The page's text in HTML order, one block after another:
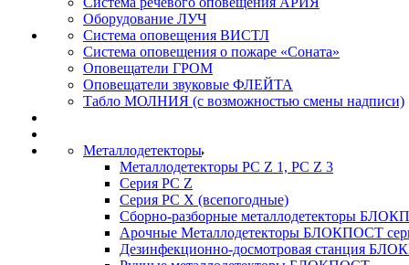
Оборудование ЛУЧ
Система оповещения ВИСТЛ
Система оповещения о пожаре «Соната»
Оповещатели ГРОМ
Оповещатели звуковые ФЛЕЙТА
Табло МОЛНИЯ (с возможностью смены надписи)
Металлодетекторы
Металлодетекторы РС Z 1, PC Z 3
Серия РС Z
Серия РС X (всепогодные)
Сборно-разборные металлодетекторы
Арочные Металлодетекторы БЛОКПОСТ
Дезинфекционно-досмотровая станция